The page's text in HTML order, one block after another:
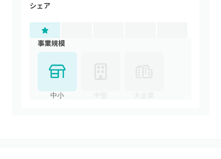
シェア
事業規模
中小 大企業